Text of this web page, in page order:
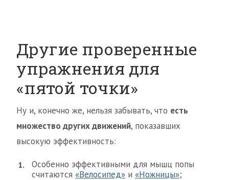
Другие проверенные
упражнения для
«пятой точки»
Ну и, конечно же, нельзя забывать, что есть
множество других движений, показавших
высокую эффективность:
Особенно эффективными для мышц попы
считаются «Велосипед» и «Ножницы»;